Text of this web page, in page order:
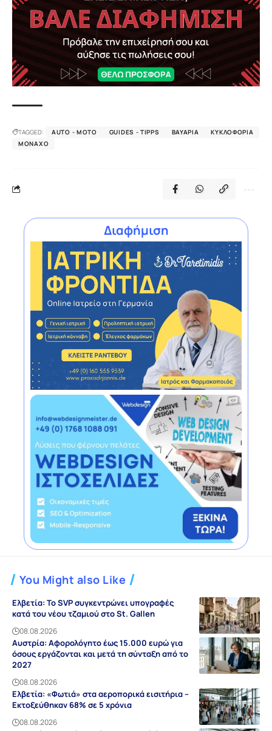
TAGGED: AUTO - MOTO GUIDES - TIPPS ΒΑΥΑΡΊΑ
ΚΥΚΛΟΦΟΡΊΑ
ΜΌΝΑΧΟ
Διαφήμιση
You Might also Like
Ελβετία: Το SVP συγκεντρώνει υπογραφές
κατά του νέου τζαμιού στο St. Gallen
08.08.2026
Αυστρία: Αφορολόγητο έως 15.000 ευρώ για
όσους εργάζονται και μετά τη σύνταξη από το
2027
08.08.2026
Ελβετία: «Φωτιά» στα αεροπορικά εισιτήρια –
Εκτοξεύθηκαν 68% σε 5 χρόνια
08.08.2026